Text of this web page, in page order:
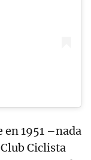
en 1951 –nada
Ciclista